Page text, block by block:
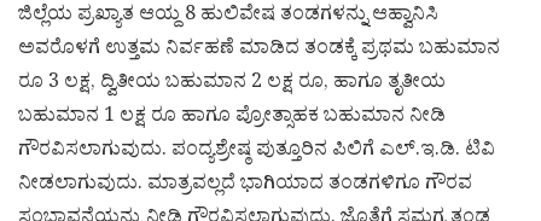
ಜಿಲ್ಲೆಯ ಪ್ರಖ್ಯಾತ ಆಯ್ದ 8 ಹುಲಿವೇಷ ತಂಡಗಳನ್ನು ಆಹ್ವಾನಿಸಿ
ಅವರೊಳಗೆ ಉತ್ತಮ ನಿರ್ವಹಣೆ ಮಾಡಿದ ತಂಡಕ್ಕೆ ಪ್ರಥಮ ಬಹುಮಾನ
ರೂ 3 ಲಕ್ಷ, ದ್ವಿತೀಯ ಬಹುಮಾನ 2 ಲಕ್ಷ ರೂ, ಹಾಗೂ ತೃತೀಯ
ಬಹುಮಾನ 1 ಲಕ್ಷ ರೂ ಹಾಗೂ ಪ್ರೋತ್ಸಾಹಕ ಬಹುಮಾನ ನೀಡಿ
ಗೌರವಿಸಲಾಗುವುದು. ಪಂದ್ಯಶ್ರೇಷ್ಠ ಪುತ್ತೂರಿನ ಪಿಲಿಗೆ ಎಲ್.ಇ.ಡಿ. ಟಿವಿ
ನೀಡಲಾಗುವುದು. ಮಾತ್ರವಲ್ಲದೆ ಭಾಗಿಯಾದ ತಂಡಗಳಿಗೂ ಗೌರವ